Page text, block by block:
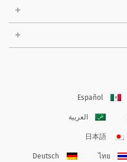
Español
العربية
日本語
ไทย
Deutsch